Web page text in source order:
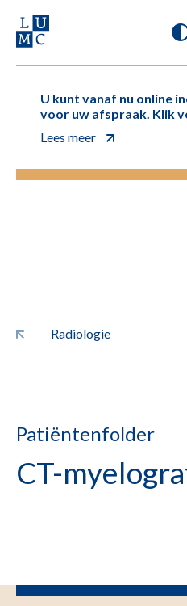
U kunt vanaf nu online
voor uw afspraak. Klik
Lees meer
Radiologie
Patiëntenfolder
CT-